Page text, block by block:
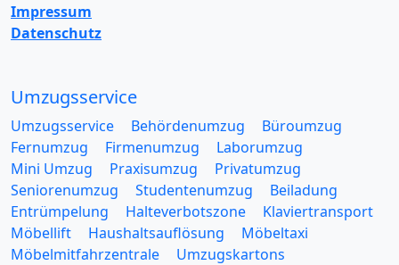
Impressum
Datenschutz
Umzugsservice
Umzugsservice Behördenumzug
Büroumzug
Fernumzug
Firmenumzug
Laborumzug
Mini Umzug
Praxisumzug
Privatumzug
Seniorenumzug
Studentenumzug
Beiladung
Entrümpelung
Halteverbotszone
Klaviertransport
Möbellift
Haushaltsauflösung
Möbeltaxi
Möbelmitfahrzentrale
Umzugskartons